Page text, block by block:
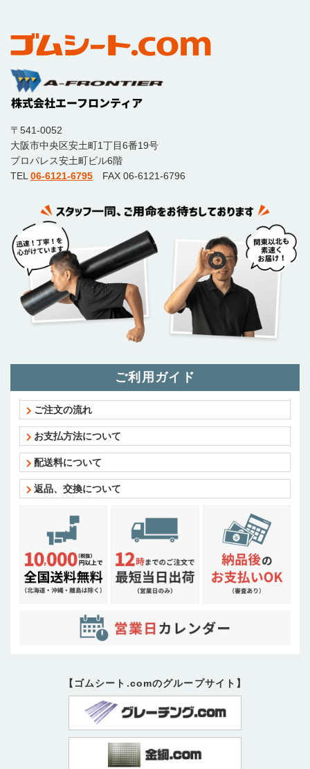
〒541-0052
大阪市中央区安土町1丁目6番19号
プロパレス安土町ビル6階
TEL 06-6121-6795 FAX 06-6121-6796
ご利用ガイド
ご注文の流れ
お支払方法について
配送料について
返品、交換について
【ゴムシート.comのグループサイト】